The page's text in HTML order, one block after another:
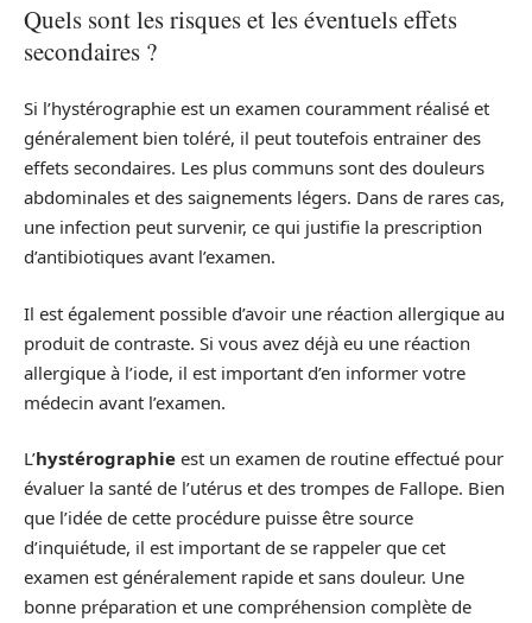
Quels sont les risques et les éventuels effets
secondaires ?
Si l’hystérographie est un examen couramment réalisé et
généralement bien toléré, il peut toutefois entrainer des
effets secondaires. Les plus communs sont des douleurs
abdominales et des saignements légers. Dans de rares cas,
une infection peut survenir, ce qui justifie la prescription
d’antibiotiques avant l’examen.
Il est également possible d’avoir une réaction allergique au
produit de contraste. Si vous avez déjà eu une réaction
allergique à l’iode, il est important d’en informer votre
médecin avant l’examen.
L’hystérographie est un examen de routine effectué pour
évaluer la santé de l’utérus et des trompes de Fallope. Bien
que l’idée de cette procédure puisse être source
d’inquiétude, il est important de se rappeler que cet
examen est généralement rapide et sans douleur. Une
bonne préparation et une compréhension complète de